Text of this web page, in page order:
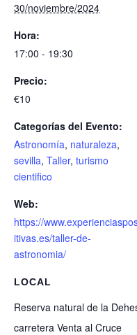
30/noviembre/2024
Hora:
17:00 - 19:30
Precio:
€10
Categorías del Evento:
Astronomía, naturaleza,
sevilla, Taller, turismo
cientifico
Web:
https://
itivas.es/taller-de-
astronomia/
LOCAL
Reserva natural de la
carretera Venta al Cruce